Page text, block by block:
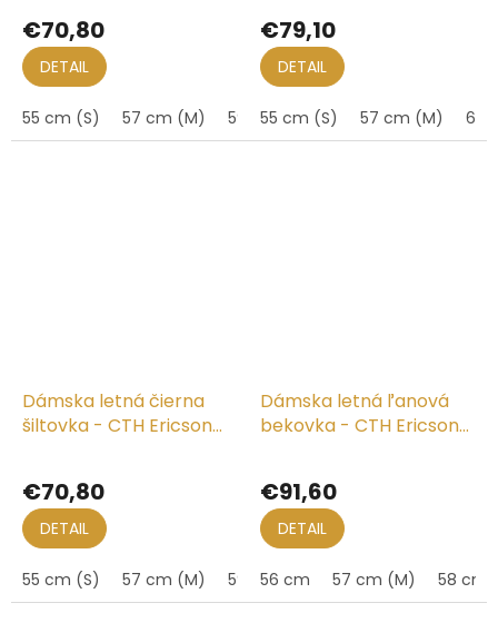
€70,80
DETAIL
55 cm (S) 57 cm (M) 59 cm (L)
€79,10
DETAIL
55 cm (S) 57 cm (M) 61
Dámska letná čierna
šiltovka - CTH Ericson
€70,80
DETAIL
55 cm (S) 57 cm (M) 59 cm (L)
Dámska letná ľanová
bekovka - CTH Ericson
€91,60
DETAIL
56 cm 57 cm (M) 58 cm